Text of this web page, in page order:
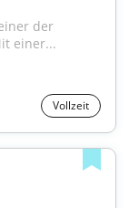
der
einer...
Vollzeit